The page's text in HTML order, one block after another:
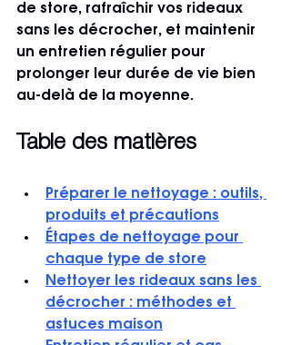
de store, rafraîchir vos rideaux
sans les décrocher, et maintenir
un entretien régulier pour
prolonger leur durée de vie bien
au-delà de la moyenne.
Table des matières
Préparer le nettoyage : outils,
produits et précautions
Étapes de nettoyage pour
chaque type de store
Nettoyer les rideaux sans les
décrocher : méthodes et
astuces maison